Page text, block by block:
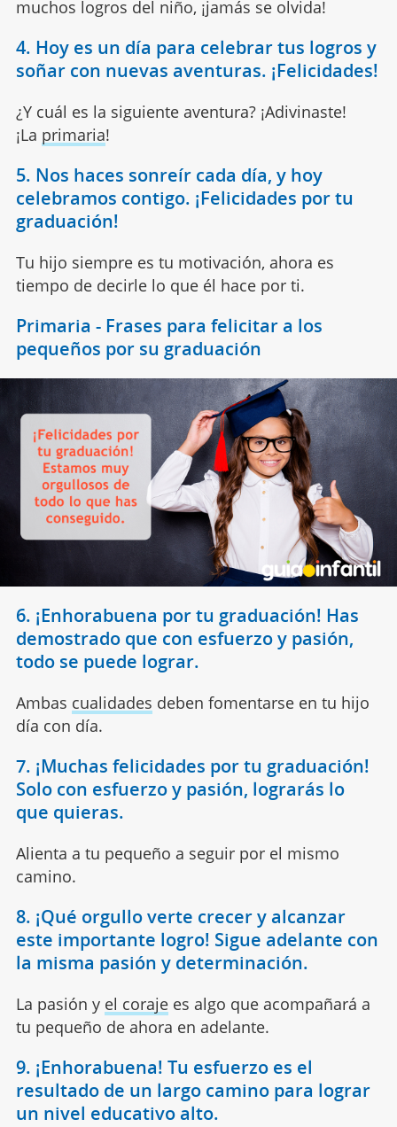
muchos logros del niño, ¡jamás se olvida!
4. Hoy es un día para celebrar tus logros y
soñar con nuevas aventuras. ¡Felicidades!
¿Y cuál es la siguiente aventura? ¡Adivinaste!
¡La primaria!
5. Nos haces sonreír cada día, y hoy
celebramos contigo. ¡Felicidades por tu
graduación!
Tu hijo siempre es tu motivación, ahora es
tiempo de decirle lo que él hace por ti.
Primaria - Frases para felicitar a los
pequeños por su graduación
6. ¡Enhorabuena por tu graduación! Has
demostrado que con esfuerzo y pasión,
todo se puede lograr.
Ambas cualidades deben fomentarse en tu hijo
día con día.
7. ¡Muchas felicidades por tu graduación!
Solo con esfuerzo y pasión, lograrás lo
que quieras.
Alienta a tu pequeño a seguir por el mismo
camino.
8. ¡Qué orgullo verte crecer y alcanzar
este importante logro! Sigue adelante con
la misma pasión y determinación.
La pasión y el corajees algo que acompañará a
tu pequeño de ahora en adelante.
9. ¡Enhorabuena! Tu esfuerzo es el
resultado de un largo camino para lograr
un nivel educativo alto.